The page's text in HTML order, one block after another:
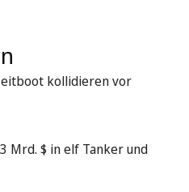
kollidieren vor
Mrd. $ in elf Tanker und